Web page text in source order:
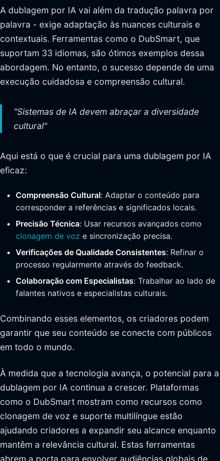
A dublagem por IA vai além da tradução palavra por
palavra - exige adaptação às nuances culturais e
contextuais. Ferramentas como o DubSmart, que
suportam 33 idiomas, são ótimos exemplos dessa
abordagem. No entanto, o sucesso depende de uma
execução cuidadosa e compreensão cultural.
"Sistemas de IA devem abraçar a diversidade
cultural"
Aqui está o que é crucial para uma dublagem por IA
eficaz:
Compreensão Cultural: Adaptar o conteúdo para
corresponder a referências e significados locais.
Precisão Técnica: Usar recursos avançados como
clonagem de voz e sincronização precisa.
Verificações de Qualidade Consistentes: Refinar o
processo regularmente através do feedback.
Colaboração com Especialistas: Trabalhar ao lado de
falantes nativos e especialistas culturais.
Combinando esses elementos, os criadores podem
garantir que seu conteúdo se conecte com públicos
em todo o mundo.
À medida que a tecnologia avança, o potencial para a
dublagem por IA continua a crescer. Plataformas
como o DubSmart mostram como recursos como
clonagem de voz e suporte multilíngue estão
ajudando criadores a expandir seu alcance enquanto
mantêm a relevância cultural. Estas ferramentas
abrem a porta para envolver audiências globais de